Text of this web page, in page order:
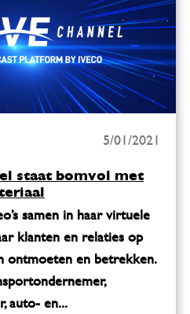
5/01/2021
staat bomvol met
samen in haar virtuele
klanten en relaties op
ontmoeten en betrekken.
auto- en...